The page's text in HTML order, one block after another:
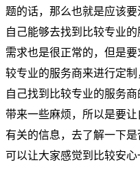
题的话，那么也就是应该
自己能够去找到比较专业
需求也是很正常的，但是
较专业的服务商来进行定
自己找到比较专业的服务
带来一些麻烦，所以是要
有关的信息，去了解一下
可以让大家感觉到比较安心